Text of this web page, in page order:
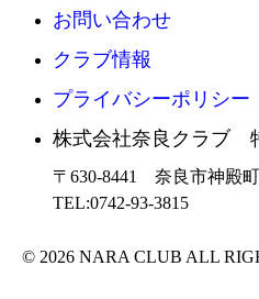
お問い合わせ
クラブ情報
プライバシーポリシー
株式会社奈良クラブ
〒630-8441 奈良市神殿
TEL:0742-93-3815
© 2026 NARA CLUB ALL